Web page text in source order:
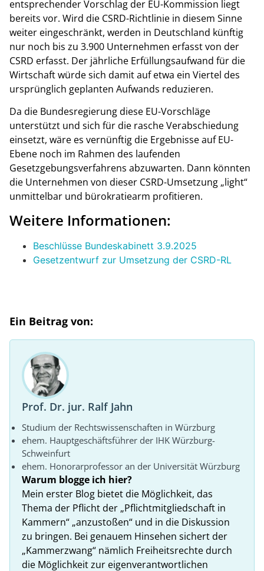
entsprechender Vorschlag der EU-Kommission liegt
bereits vor. Wird die CSRD-Richtlinie in diesem Sinne
weiter eingeschränkt, werden in Deutschland künftig
nur noch bis zu 3.900 Unternehmen erfasst von der
CSRD erfasst. Der jährliche Erfüllungsaufwand für die
Wirtschaft würde sich damit auf etwa ein Viertel des
ursprünglich geplanten Aufwands reduzieren.
Da die Bundesregierung diese EU-Vorschläge
unterstützt und sich für die rasche Verabschiedung
einsetzt, wäre es vernünftig die Ergebnisse auf EU-
Ebene noch im Rahmen des laufenden
Gesetzgebungsverfahrens abzuwarten. Dann könnten
die Unternehmen von dieser CSRD-Umsetzung „light“
unmittelbar und bürokratiearm profitieren.
Weitere Informationen:
Beschlüsse Bundeskabinett 3.9.2025
Gesetzentwurf zur Umsetzung der CSRD-RL
Ein Beitrag von:
Prof. Dr. jur. Ralf Jahn
Studium der Rechtswissenschaften in Würzburg
ehem. Hauptgeschäftsführer der IHK Würzburg-
Schweinfurt
ehem. Honorarprofessor an der Universität Würzburg
Warum blogge ich hier?
Mein erster Blog bietet die Möglichkeit, das
Thema der Pflicht der „Pflichtmitgliedschaft in
Kammern“ „anzustoßen“ und in die Diskussion
zu bringen. Bei genauem Hinsehen sichert der
„Kammerzwang“ nämlich Freiheitsrechte durch
die Möglichkeit zur eigenverantwortlichen